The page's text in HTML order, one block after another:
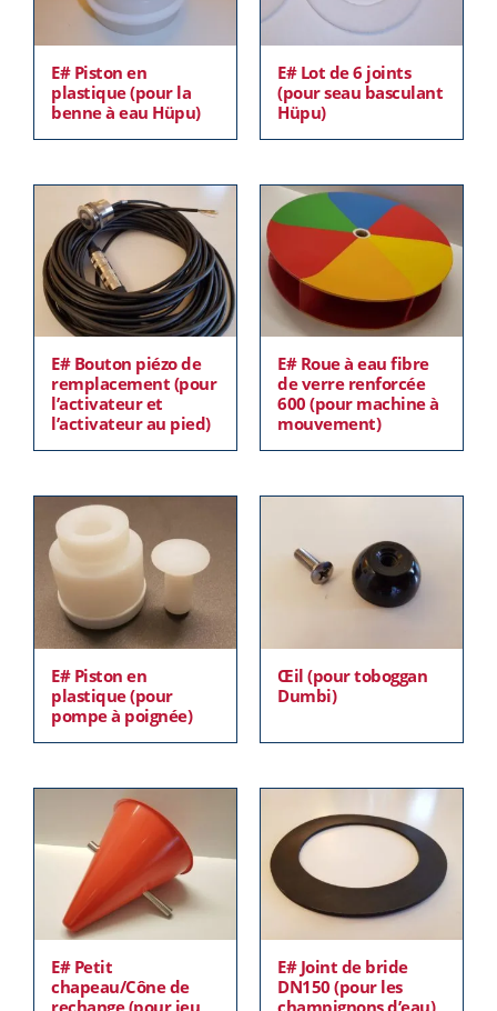
E# Piston en
plastique (pour la
benne à eau Hüpu)
E# Lot de 6 joints
(pour seau basculant
Hüpu)
E# Bouton piézo de
remplacement (pour
l’activateur et
l’activateur au pied)
E# Roue à eau fibre
de verre renforcée
600 (pour machine à
mouvement)
E# Piston en
plastique (pour
pompe à poignée)
Œil (pour toboggan
Dumbi)
E# Petit
chapeau/Cône de
E# Joint de bride
DN150 (pour les